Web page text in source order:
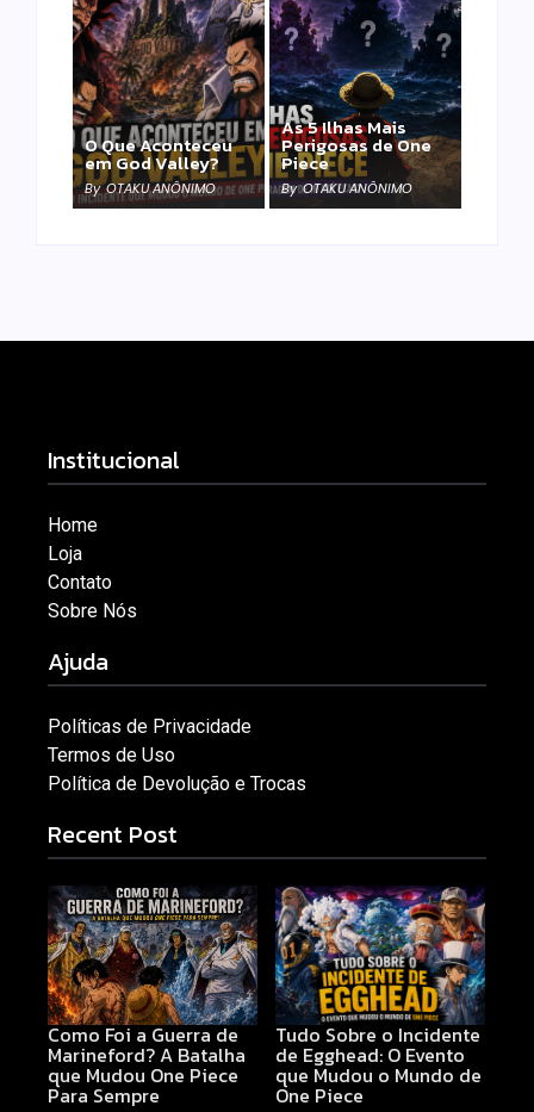
O Que Aconteceu
em God Valley?
By OTAKU ANÔNIMO
As 5 Ilhas Mais
Perigosas de One
Piece
By OTAKU ANÔNIMO
Institucional
Home
Loja
Contato
Sobre Nós
Ajuda
Políticas de Privacidade
Termos de Uso
Política de Devolução e Trocas
Recent Post
Como Foi a Guerra de
Marineford? A Batalha
que Mudou One Piece
Para Sempre
Tudo Sobre o Incidente
de Egghead: O Evento
que Mudou o Mundo de
One Piece